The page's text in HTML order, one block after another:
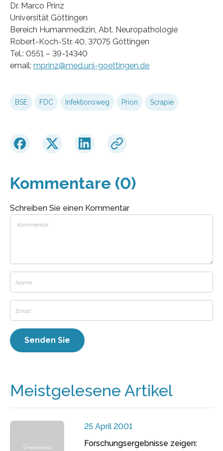
Dr. Marco Prinz
Universität Göttingen
Bereich Humanmedizin, Abt. Neuropathologie
Robert-Koch-Str. 40, 37075 Göttingen
Tel.: 0551 – 39-14340
email: mprinz@med.uni-goettingen.de
BSE FDC Infektionsweg Prion Scrapie
Kommentare (0)
Schreiben Sie einen Kommentar
Meistgelesene Artikel
25 April 2001
Forschungsergebnisse zeigen: